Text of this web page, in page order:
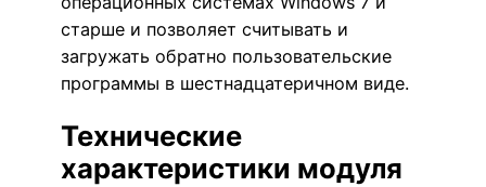
старше и позволяет считывать и
загружать обратно пользовательские
программы в шестнадцатеричном виде.
Технические
характеристики модуля